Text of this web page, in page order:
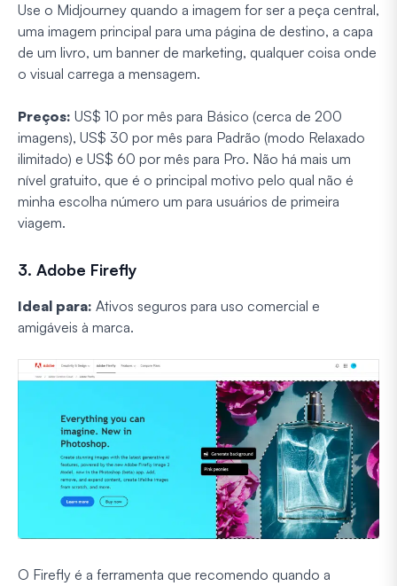
Use o Midjourney quando a imagem for ser a peça central,
uma imagem principal para uma página de destino, a capa
de um livro, um banner de marketing, qualquer coisa onde
o visual carrega a mensagem.
Preços: US$ 10 por mês para Básico (cerca de 200
imagens), US$ 30 por mês para Padrão (modo Relaxado
ilimitado) e US$ 60 por mês para Pro. Não há mais um
nível gratuito, que é o principal motivo pelo qual não é
minha escolha número um para usuários de primeira
viagem.
3. Adobe Firefly
Ideal para: Ativos seguros para uso comercial e
amigáveis à marca.
O Firefly é a ferramenta que recomendo quando a